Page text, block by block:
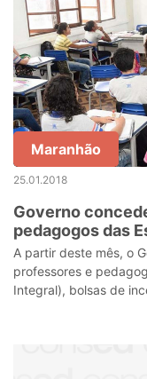
Maranhão
25.01.2018
Governo
pedagogos das
A partir deste mês, o
professores e
Integral), bolsas de